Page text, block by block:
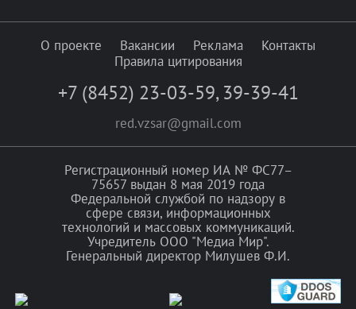
О проекте Вакансии Реклама
Контакты
Правила цитирования
+7 (8452) 23-03-59, 39-39-41
red.vzsar@gmail.com
Регистрационный номер ИА № ФС77–
75657 выдан 8 мая 2019 года
Федеральной службой по надзору в
сфере связи, информационных
технологий и массовых коммуникаций.
Учредитель ООО "Медиа Мир".
Генеральный директор Милушев Ф.И.